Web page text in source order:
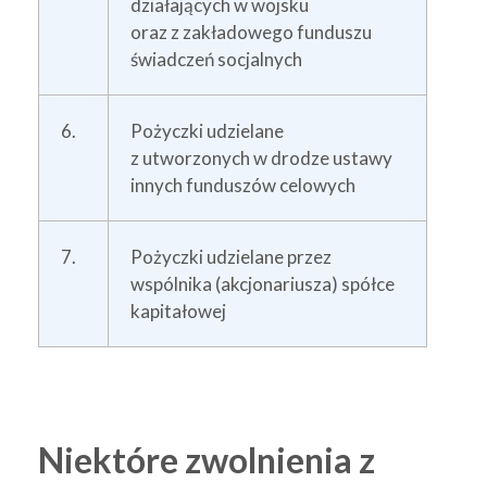
działających w wojsku
oraz z zakładowego funduszu
świadczeń socjalnych
6.
Pożyczki udzielane
z utworzonych w drodze ustawy
innych funduszów celowych
7.
Pożyczki udzielane przez
wspólnika (akcjonariusza) spółce
kapitałowej
Niektóre zwolnienia z